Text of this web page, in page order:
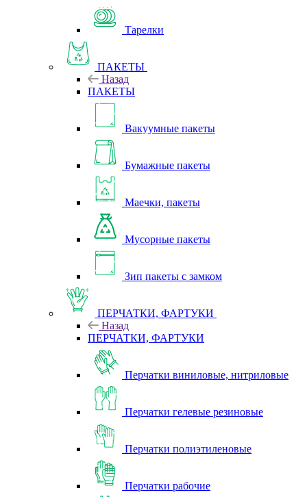
Тарелки
ПАКЕТЫ
Назад
ПАКЕТЫ
Вакуумные пакеты
Бумажные пакеты
Маечки, пакеты
Мусорные пакеты
Зип пакеты с замком
ПЕРЧАТКИ, ФАРТУКИ
Назад
ПЕРЧАТКИ, ФАРТУКИ
Перчатки виниловые, нитриловые
Перчатки гелевые резиновые
Перчатки полиэтиленовые
Перчатки рабочие